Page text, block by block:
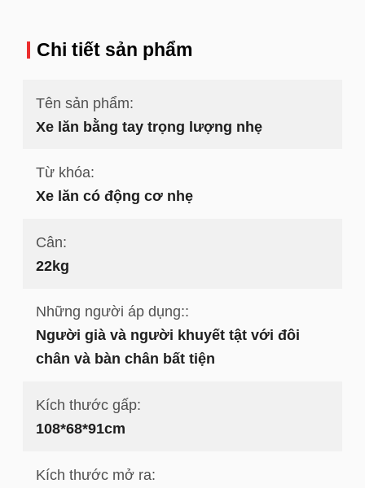
Chi tiết sản phẩm
Tên sản phẩm:
Xe lăn bằng tay trọng lượng nhẹ
Từ khóa:
Xe lăn có động cơ nhẹ
Cân:
22kg
Những người áp dụng::
Người già và người khuyết tật với đôi
chân và bàn chân bất tiện
Kích thước gấp:
108*68*91cm
Kích thước mở ra: